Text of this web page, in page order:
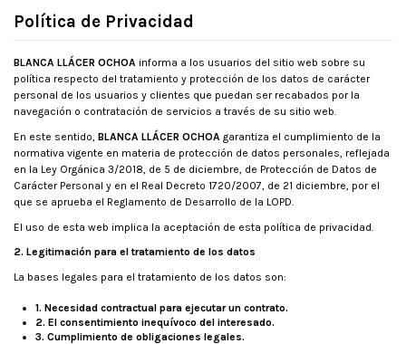
Política de Privacidad
BLANCA LLÁCER OCHOA informa a los usuarios del sitio web sobre su
política respecto del tratamiento y protección de los datos de carácter
personal de los usuarios y clientes que puedan ser recabados por la
navegación o contratación de servicios a través de su sitio web.
En este sentido, BLANCA LLÁCER OCHOA garantiza el cumplimiento de la
normativa vigente en materia de protección de datos personales, reflejada
en la Ley Orgánica 3/2018, de 5 de diciembre, de Protección de Datos de
Carácter Personal y en el Real Decreto 1720/2007, de 21 diciembre, por el
que se aprueba el Reglamento de Desarrollo de la LOPD.
El uso de esta web implica la aceptación de esta política de privacidad.
2. Legitimación para el tratamiento de los datos
La bases legales para el tratamiento de los datos son:
1. Necesidad contractual para ejecutar un contrato.
2. El consentimiento inequívoco del interesado.
3. Cumplimiento de obligaciones legales.